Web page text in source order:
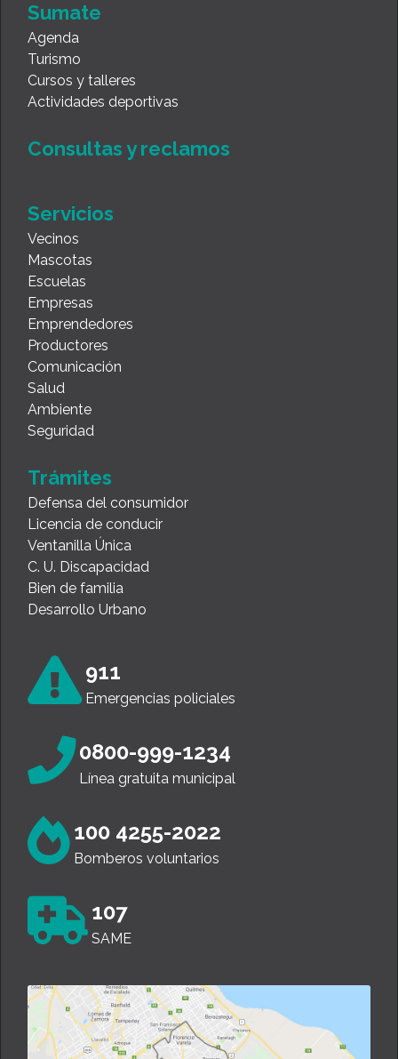
Sumate
Agenda
Turismo
Cursos y talleres
Actividades deportivas
Consultas y reclamos
Servicios
Vecinos
Mascotas
Escuelas
Empresas
Emprendedores
Productores
Comunicación
Salud
Ambiente
Seguridad
Trámites
Defensa del consumidor
Licencia de conducir
Ventanilla Única
C. U. Discapacidad
Bien de familia
Desarrollo Urbano
911
Emergencias policiales
0800-999-1234
Línea gratuita municipal
100 4255-2022
Bomberos voluntarios
107
SAME